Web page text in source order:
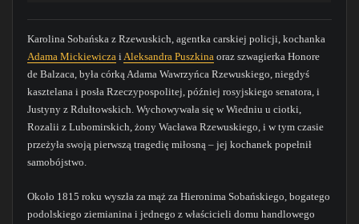
Karolina Sobańska z Rzewuskich, agentka carskiej policji, kochanka
Adama MickiewiczaiAleksandra Puszkinaoraz szwagierka Honore
de Balzaca, była córką Adama Wawrzyńca Rzewuskiego, niegdyś
kasztelana i posła Rzeczypospolitej, później rosyjskiego senatora, i
Justyny z Rdułtowskich. Wychowywała się w Wiedniu u ciotki,
Rozalii z Lubomirskich, żony Wacława Rzewuskiego, i w tym czasie
przeżyła swoją pierwszą tragedię miłosną – jej kochanek popełnił
samobójstwo.
Około 1815 roku wyszła za mąż za Hieronima Sobańskiego, bogatego
podolskiego ziemianina i jednego z właścicieli domu handlowego